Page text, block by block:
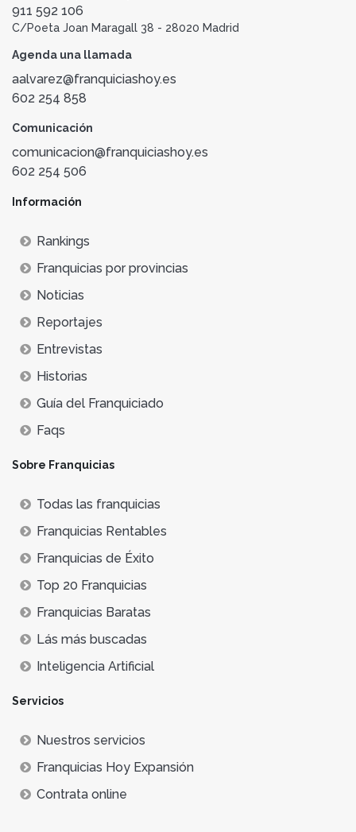
911 592 106
C/Poeta Joan Maragall 38 - 28020 Madrid
Agenda una llamada
aalvarez@franquiciashoy.es
602 254 858
Comunicación
comunicacion@franquiciashoy.es
602 254 506
Información
Rankings
Franquicias por provincias
Noticias
Reportajes
Entrevistas
Historias
Guía del Franquiciado
Faqs
Sobre Franquicias
Todas las franquicias
Franquicias Rentables
Franquicias de Éxito
Top 20 Franquicias
Franquicias Baratas
Lás más buscadas
Inteligencia Artificial
Servicios
Nuestros servicios
Franquicias Hoy Expansión
Contrata online